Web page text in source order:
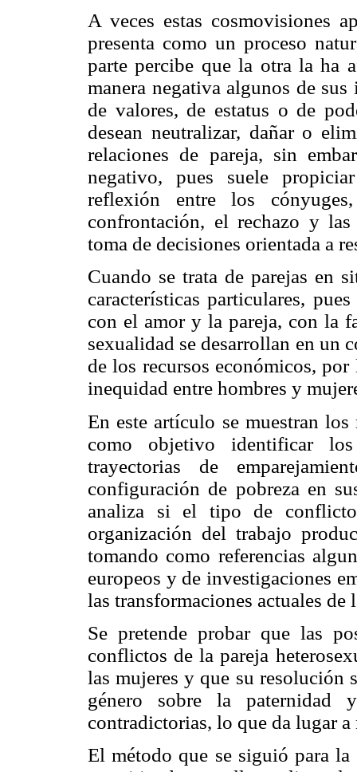
A veces estas cosmovisiones
presenta como un proceso
parte percibe que la otra la ha
manera negativa algunos de sus
de valores, de estatus o de
desean neutralizar, dañar o
relaciones de pareja, sin
negativo, pues suele
reflexión entre los
confrontación, el rechazo y
toma de decisiones orientada a
Cuando se trata de parejas en
características particulares,
con el amor y la pareja, con la
sexualidad se desarrollan en un
de los recursos económicos,
inequidad entre hombres y
En este artículo se muestran
como objetivo identificar
trayectorias de
configuración de pobreza en
analiza si el tipo de
organización del trabajo
tomando como referencias
europeos y de investigaciones
las transformaciones actuales
Se pretende probar que las
conflictos de la pareja
las mujeres y que su resolución
género sobre la paternidad
contradictorias, lo que da lugar
El método que se siguió para